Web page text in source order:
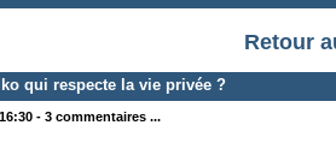
Retour
qui respecte la vie privée ?
- 3 commentaires ...